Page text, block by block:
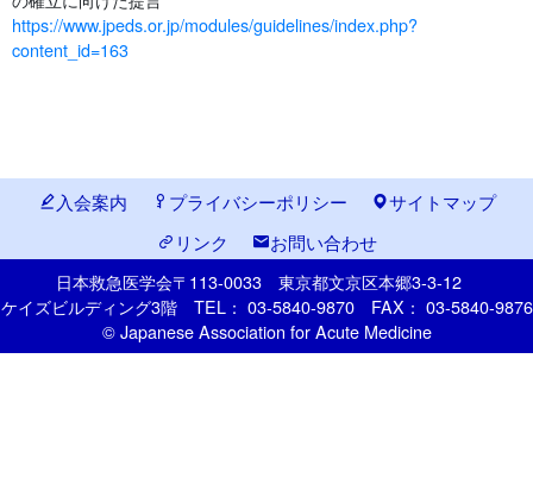
https://www.jpeds.or.jp/modules/guidelines/index.php?
content_id=163
入会案内 プライバシーポリシー
サイトマップ
リンク
お問い合わせ
日本救急医学会〒113-0033 東京都文京区本郷3-3-12
ケイズビルディング3階 TEL： 03-5840-9870 FAX： 03-5840-9876
© Japanese Association for Acute Medicine